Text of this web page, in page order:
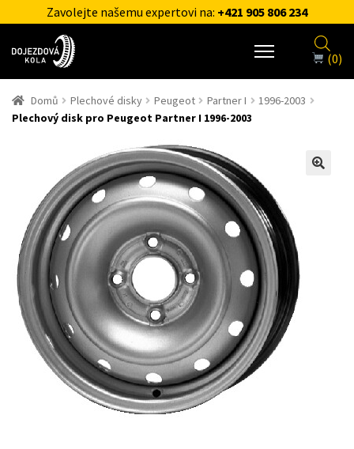
Zavolejte našemu expertovi na: +421 905 806 234
(0)
Domů Plechové disky Peugeot Partner I
1996-2003
Plechový disk pro Peugeot Partner I 1996-2003